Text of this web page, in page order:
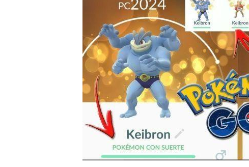
1. ¿PUEDO OBTENER POKÉMON CON SUERTE SIN
2. ¿LOS POKÉMON CON SUERTE SON MÁS
CONCLUSIÓN